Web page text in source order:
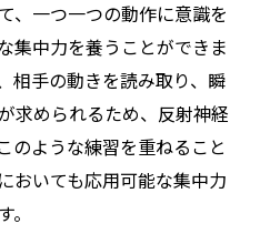
、一つ一つの動作に意識を
集中力を養うことができま
相手の動きを読み取り、瞬
求められるため、反射神経
のような練習を重ねること
おいても応用可能な集中力